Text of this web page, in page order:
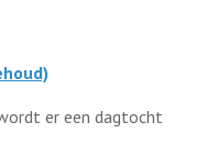
er een dagtocht